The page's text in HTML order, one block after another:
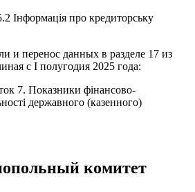
Інформація про кредиторську
и перенос данных в разделе 17 из
с І полугодия 2025 года:
7. Показники фінансово-
державного (казенного)
комитет